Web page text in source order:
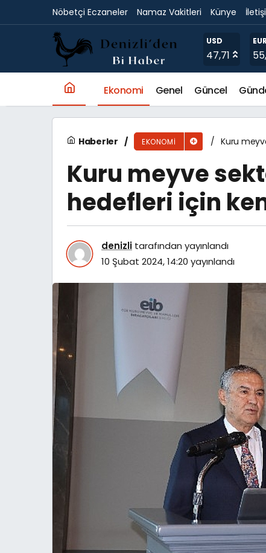
Nöbetçi Eczaneler Namaz Vakitleri Künye
USD
47,71
Ekonomi Genel Güncel
Haberler EKONOMI Kuru
Kuru meyve
hedefleri için
denizli tarafından yayınlandı
10 Şubat 2024, 14:20 yayınlandı
Kuru meyve sektörü 1,8 milyar dolar